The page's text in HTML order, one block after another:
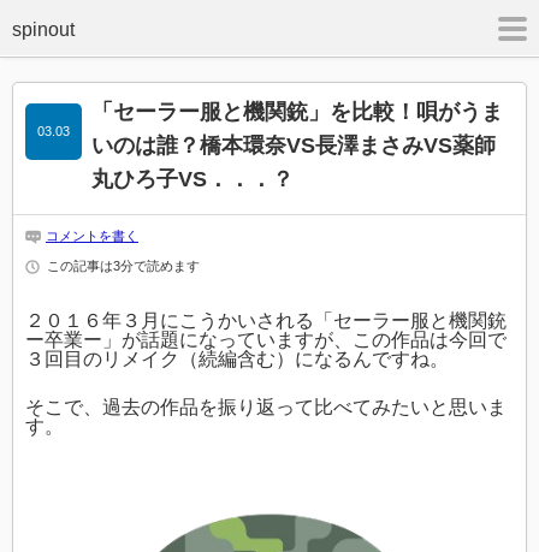
「セーラー服と機関銃」を比較！唄がうま
いのは誰？橋本環奈VS長澤まさみVS薬師
丸ひろ子VS．．．？
03.03
コメントを書く
この記事は3分で読めます
２０１６年３月にこうかいされる「セーラー服と機関銃
ー卒業ー」が話題になっていますが、この作品は今回で
３回目のリメイク（続編含む）になるんですね。
そこで、過去の作品を振り返って比べてみたいと思いま
す。